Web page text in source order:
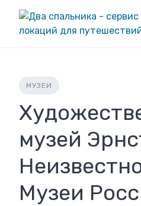
content
МУЗЕИ
музей
Музеи